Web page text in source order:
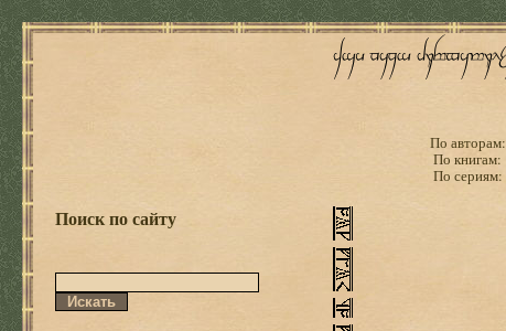
По авторам:
По книгам:
По сериям:
Поиск по сайту